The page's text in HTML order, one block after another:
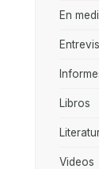
En
Libros
Videos